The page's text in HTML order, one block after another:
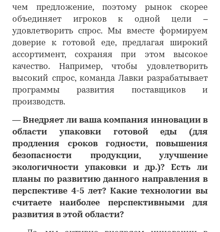
чем предложение, поэтому рынок скорее
объединяет игроков к одной цели –
удовлетворить спрос. Мы вместе формируем
доверие к готовой еде, предлагая широкий
ассортимент, сохраняя при этом высокое
качество. Например, чтобы удовлетворить
высокий спрос, команда Лавки разрабатывает
программы развития поставщиков и
производств.
― Внедряет ли ваша компания инновации в
области упаковки готовой еды (для
продления сроков годности, повышения
безопасности продукции, улучшение
экологичности упаковки и др.)? Есть ли
планы по развитию данного направления в
перспективе 4-5 лет? Какие технологии вы
считаете наиболее перспективными для
развития в этой области?